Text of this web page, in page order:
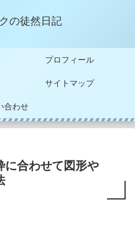
の徒然日記
プロフィール
サイトマップ
合わせ
に合わせて図形や